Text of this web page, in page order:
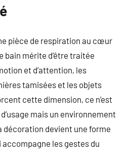
pièce de respiration au cœur
bain mérite d’être traitée
et d’attention, les
tamisées et les objets
cette dimension, ce n’est
mais un environnement
décoration devient une forme
accompagne les gestes du